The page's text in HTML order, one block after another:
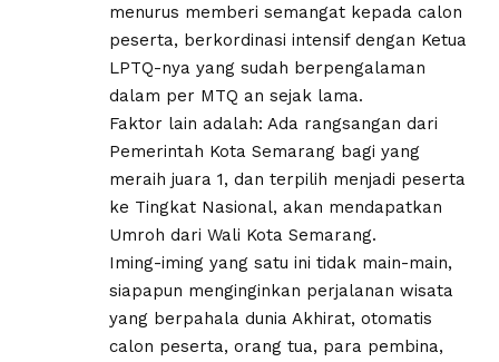
menurus memberi semangat kepada calon
peserta, berkordinasi intensif dengan Ketua
LPTQ-nya yang sudah berpengalaman
dalam per MTQ an sejak lama.
Faktor lain adalah: Ada rangsangan dari
Pemerintah Kota Semarang bagi yang
meraih juara 1, dan terpilih menjadi peserta
ke Tingkat Nasional, akan mendapatkan
Umroh dari Wali Kota Semarang.
Iming-iming yang satu ini tidak main-main,
siapapun menginginkan perjalanan wisata
yang berpahala dunia Akhirat, otomatis
calon peserta, orang tua, para pembina,